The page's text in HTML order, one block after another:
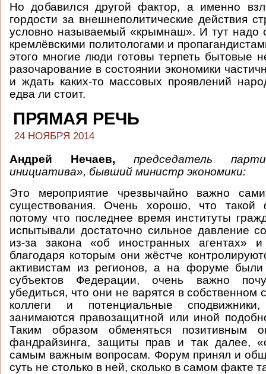
Но добавился другой фактор, а именно
гордости за внешнеполитические действия
условно называемый «крымнаш». И тут надо
кремлёвскими политологами и
этого многие люди готовы терпеть бытовые
разочарование в состоянии экономики
и ждать каких-то массовых проявлений
едва ли стоит.
ПРЯМАЯ РЕЧЬ
24 НОЯБРЯ 2014
Андрей Нечаев,
председатель
инициатива», бывший министр экономики:
Это мероприятие чрезвычайно важно
существования. Очень хорошо, что такой
потому что последнее время институты
испытывали достаточно сильное давление
из-за закона «об иностранных агентах»
благодаря которым они жёстче
активистам из регионов, а на форуме
субъектов Федерации, очень важно
убедиться, что они не варятся в собственном
коллеги и потенциальные
занимаются правозащитной или иной
Таким образом обменяться позитивным
фандрайзинга, защиты прав и так далее,
самым важным вопросам. Форум принял и
суть не столько в ней, сколько в самом факте